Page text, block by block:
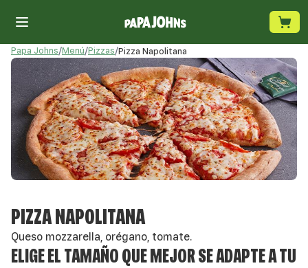
Papa Johns/Menú/Pizzas/Pizza Napolitana
PIZZA NAPOLITANA
Queso mozzarella, orégano, tomate.
ELIGE EL TAMAÑO QUE MEJOR SE ADAPTE A TU